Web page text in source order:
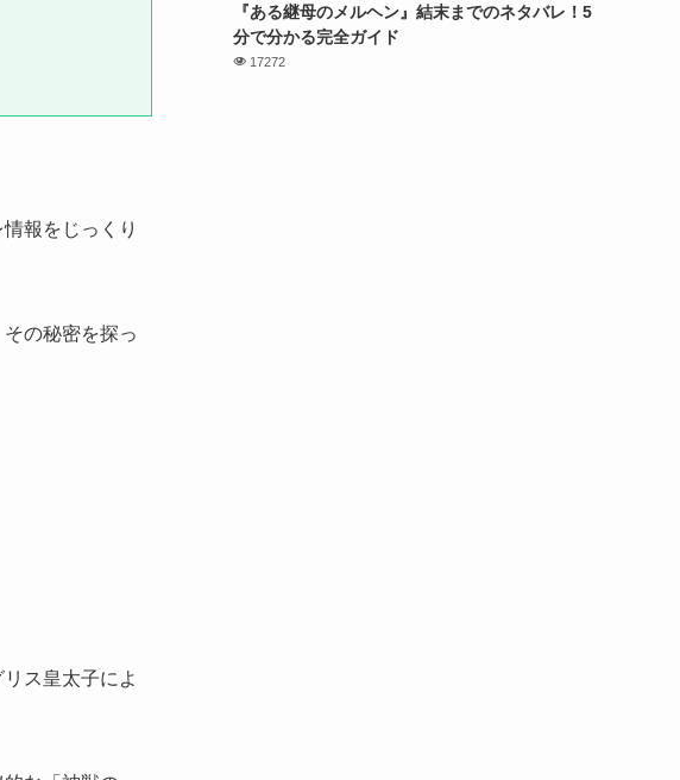
報をじっくり
の秘密を探っ
ス皇太子によ
『ある継母のメルヘン』結末までのネタバレ！5
分で分かる完全ガイド
17272